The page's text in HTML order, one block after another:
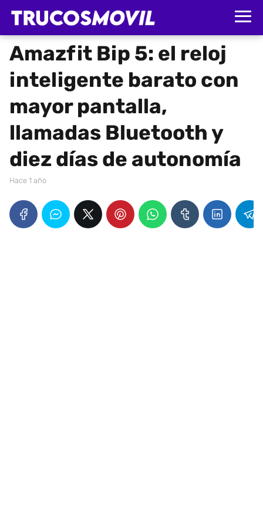
Amazfit Bip 5: el reloj
inteligente barato con
mayor pantalla,
llamadas Bluetooth y
diez días de autonomía
hace 1 año